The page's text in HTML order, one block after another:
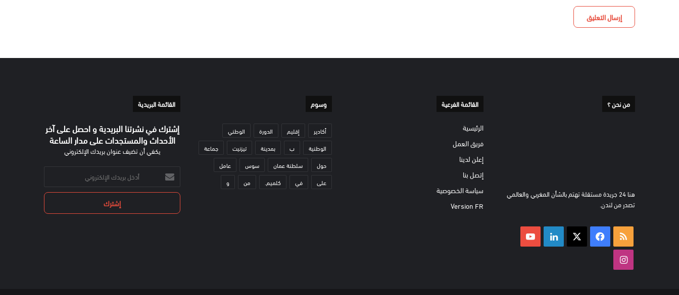
من نحن ؟
هنا 24 جريدة مستقلة تهتم بالشأن المغربي والعالمي
تصدر من لندن.
ملخص فيسبوك لينكدإن
القائمة الفرعية
الرئيسية
فريق العمل
إعلن لدينا
إتصل بنا
سياسة الخصوصية
Version FR
وسوم
أكادير إقليم الدورة
الوطني
الوطنية
ب بمدينة تيزنيت
جماعة
حول
سلطنة عمان سوس
عامل
على
في كلميم. من و
القائمة البريدية
إشترك في نشرتنا البريدية و احصل على آخر
الأحداث والمستجدات على مدار الساعة
يكفي أن تضيف عنوان بريدك الإلكتروني
أدخل
بريدك
الإلكتروني